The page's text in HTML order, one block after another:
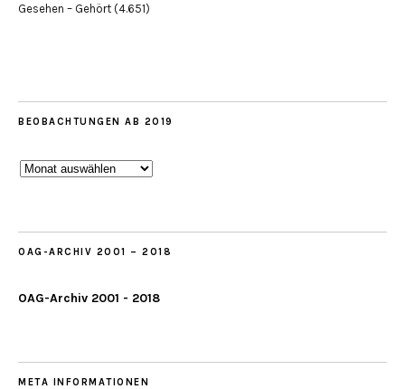
Gesehen – Gehört (4.651)
BEOBACHTUNGEN AB 2019
Beobachtungen
OAG-ARCHIV 2001 – 2018
OAG-Archiv 2001 - 2018
META INFORMATIONEN